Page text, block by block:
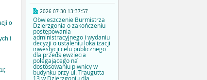
2026-07-30 13:37:57
Obwieszczenie Burmistrza
Dzierzgonia o zakończeniu
postępowania
administracyjnego i wydaniu
decyzji o ustaleniu lokalizacji
inwestycji celu publicznego
dla przedsięwzięcia
polegającego na
dostosowaniu piwnicy w
budynku przy ul. Traugutta
13 w Dzierzgoniu dla
o
i